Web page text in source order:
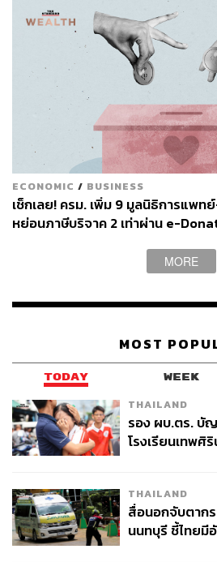
ECONOMIC / BUSINESS
เช็กเลย! ครม. เพิ่ม 9 มูลนิธิการแพท
หย่อนภาษีบริจาค 2 เท่าผ่าน e-
MORE
MOST
TODAY WEEK
THAILAND
รอง ผบ.ตร. บั
โรงเรียนเทพศิ
THAILAND
สื่อนอกจับตาก
นนทบุรี ชี้ไทยมี